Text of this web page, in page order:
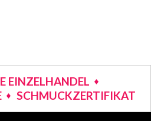
EINZELHANDEL
SCHMUCKZERTIFIKAT